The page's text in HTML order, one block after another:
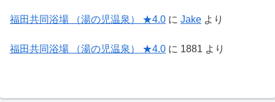
福田共同浴場 （湯の児温泉） ★4.0 に Jake より
福田共同浴場 （湯の児温泉） ★4.0 に 1881 より